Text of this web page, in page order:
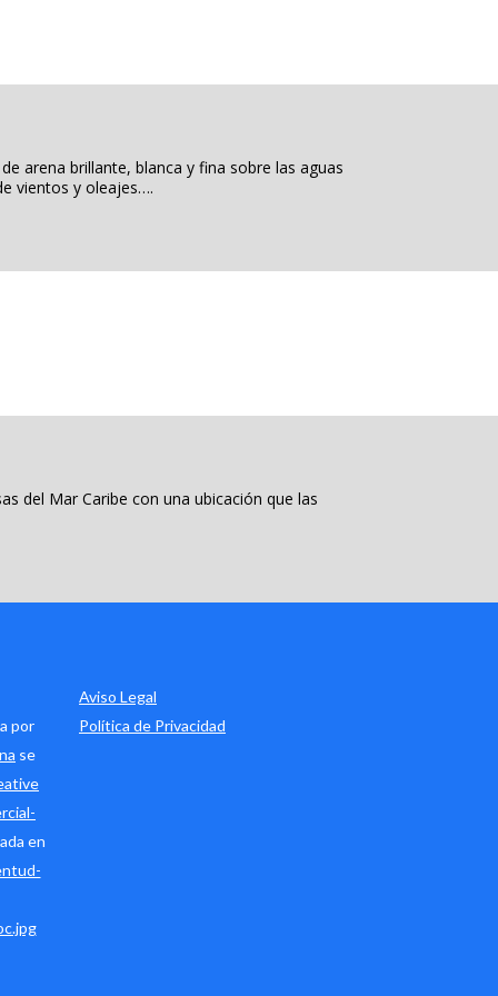
arena brillante, blanca y fina sobre las aguas
vientos y oleajes….
del Mar Caribe con una ubicación que las
por
se
en
Aviso Legal
Política de Privacidad